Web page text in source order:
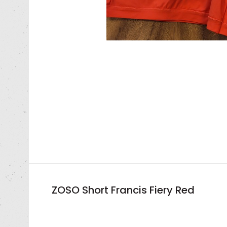
ZOSO Short Francis Fiery Red